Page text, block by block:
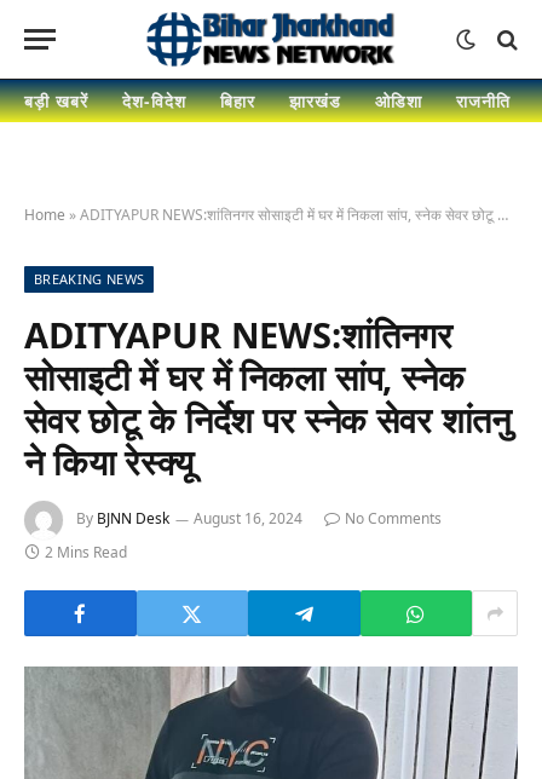
बड़ी खबरें देश-विदेश बिहार झारखंड ओडिशा राजनीति
Home »ADITYAPUR NEWS:शांतिनगर सोसाइटी में घर में निकला सांप, स्नेक सेवर छोटू के निर्देश पर स्नेक सेवर शांतनु ने किया रेस्क्यू
BREAKING NEWS
ADITYAPUR NEWS:शांतिनगर
सोसाइटी में घर में निकला सांप, स्नेक
सेवर छोटू के निर्देश पर स्नेक सेवर शांतनु
ने किया रेस्क्यू
By BJNN Desk August 16, 2024
No Comments
2 Mins Read